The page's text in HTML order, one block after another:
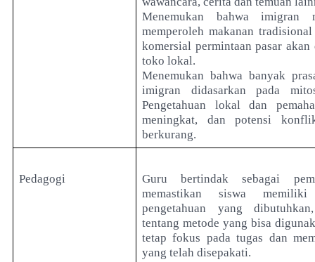
Menemukan bahwa imigran
memperoleh makanan tradisional
komersial permintaan pasar
toko lokal.
Menemukan bahwa banyak
imigran didasarkan pada
Pengetahuan lokal dan
meningkat, dan potensi
berkurang.
Pedagogi
Guru bertindak sebagai
memastikan siswa
pengetahuan yang
tentang metode yang bisa
tetap fokus pada tugas dan
yang telah disepakati.